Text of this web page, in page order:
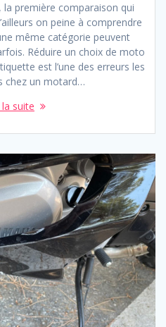
première comparaison qui
on peine à comprendre
même catégorie peuvent
Réduire un choix de moto
est l’une des erreurs les
chez un motard…
suite